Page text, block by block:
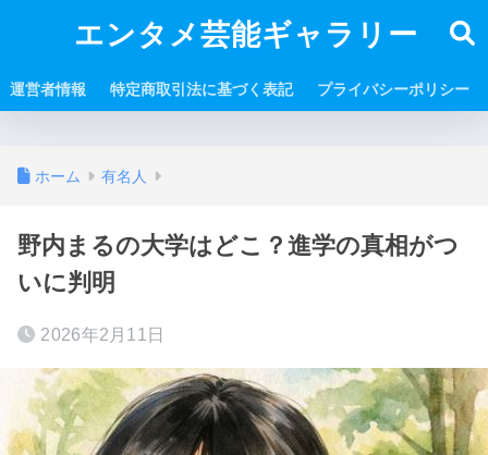
エンタメ芸能ギャラリー
運営者情報 特定商取引法に基づく表記 プライバシーポリシー
ホーム 有名人
野内まるの大学はどこ？進学の真相がつ
いに判明
2026年2月11日